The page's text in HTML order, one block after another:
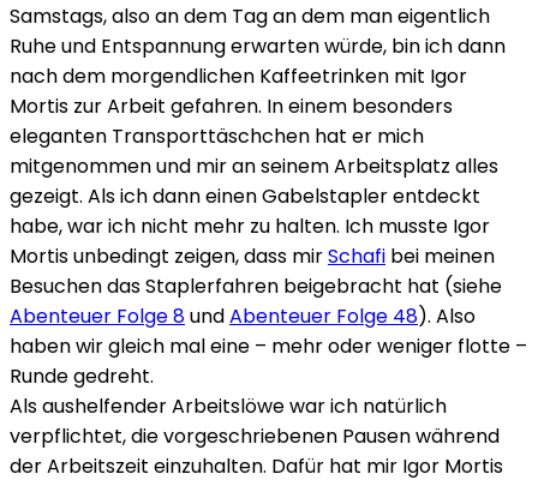
Samstags, also an dem Tag an dem man eigentlich
Ruhe und Entspannung erwarten würde, bin ich dann
nach dem morgendlichen Kaffeetrinken mit Igor
Mortis zur Arbeit gefahren. In einem besonders
eleganten Transporttäschchen hat er mich
mitgenommen und mir an seinem Arbeitsplatz alles
gezeigt. Als ich dann einen Gabelstapler entdeckt
habe, war ich nicht mehr zu halten. Ich musste Igor
Mortis unbedingt zeigen, dass mirSchafi bei meinen
Besuchen das Staplerfahren beigebracht hat (siehe
Abenteuer Folge 8undAbenteuer Folge 48). Also
haben wir gleich mal eine – mehr oder weniger flotte –
Runde gedreht.
Als aushelfender Arbeitslöwe war ich natürlich
verpflichtet, die vorgeschriebenen Pausen während
der Arbeitszeit einzuhalten. Dafür hat mir Igor Mortis